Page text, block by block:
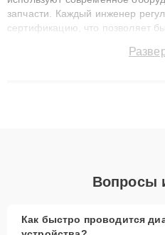
запчасти. Каждый инженер
сертификацию, что позволяет
до 3 лет. Наши мастера решают
Вопросы
Как быстро проводится